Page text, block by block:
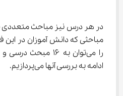
در هر درس نیز مباحث متعددی
را می‌توان به ۱۶
ادامه به بررسی آنها می‌پردازیم.